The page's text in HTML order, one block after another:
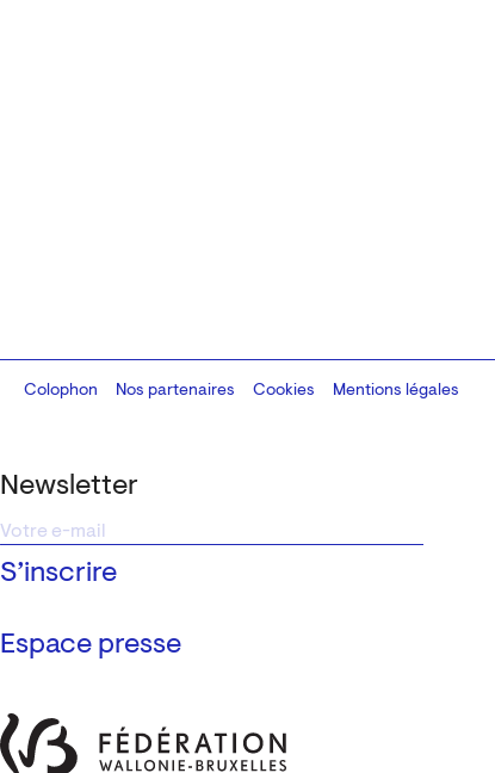
Newsletter
Espace presse
Colophon
Design:Marcel Kaczmarek, code:8080.studio
Nos partenaires Cookies Mentions légales